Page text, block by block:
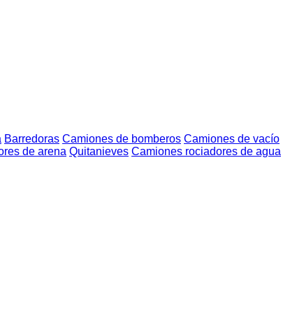
Barredoras Camiones de bomberos Camiones de vacío
de arena Quitanieves Camiones rociadores de agua